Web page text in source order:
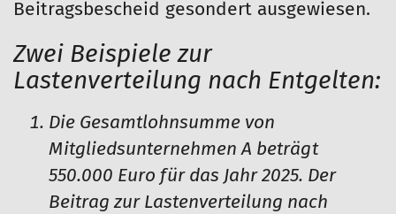
Beitragsbescheid gesondert ausgewiesen.
Zwei Beispiele zur
Lastenverteilung nach Entgelten:
Die Gesamtlohnsumme von
Mitgliedsunternehmen A beträgt
550.000 Euro für das Jahr 2025. Der
Beitrag zur Lastenverteilung nach